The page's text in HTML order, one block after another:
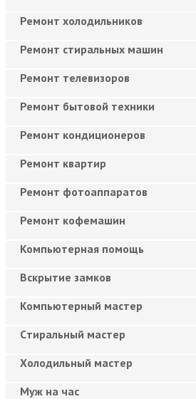
Ремонт холодильников
Ремонт стиральных машин
Ремонт телевизоров
Ремонт бытовой техники
Ремонт кондиционеров
Ремонт квартир
Ремонт фотоаппаратов
Ремонт кофемашин
Компьютерная помощь
Вскрытие замков
Компьютерный мастер
Cтиральный мастер
Холодильный мастер
Муж на час